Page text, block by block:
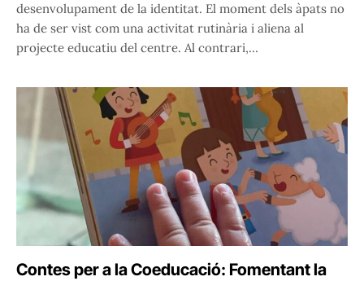
desenvolupament de la identitat. El moment dels àpats no
ha de ser vist com una activitat rutinària i aliena al
projecte educatiu del centre. Al contrari,…
Contes per a la Coeducació: Fomentant la